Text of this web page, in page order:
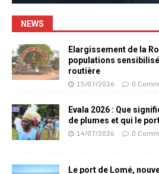
NEWS
Elargissement de la
populations
routière
15/07/2026 0
Evala 2026 : Que
de plumes et qui le
14/07/2026 0
Le port de Lomé,